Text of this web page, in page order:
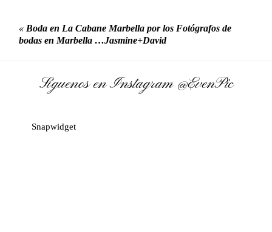
« Boda en La Cabane Marbella por los Fotógrafos de
bodas en Marbella …Jasmine+David
Síguenos en Instagram@EvenPic
Snapwidget